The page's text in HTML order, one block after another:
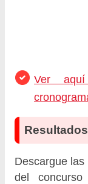
Ver aquí
Resultados
Descargue
del